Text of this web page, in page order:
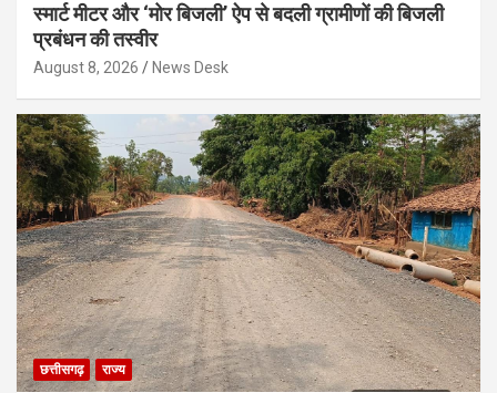
स्मार्ट मीटर और ‘मोर बिजली’ ऐप से बदली ग्रामीणों की बिजली
प्रबंधन की तस्वीर
August 8, 2026 News Desk
छत्तीसगढ़ राज्य